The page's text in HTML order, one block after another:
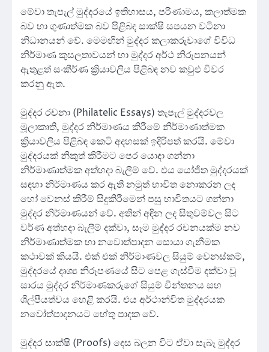
මේවා තැපැල් මුද්දරයේ ඉතිහාසය, පරිණාමය, කලාත්මක
බව හා ගුණාත්මක බව පිළිබඳ සාක්ෂි සපයන වටිනා
නිධානයන් වේ. මෙමඟින් මුද්දර කලාකරුවාගේ විවිධ
නිර්මාණ කුසලතාවයන් හා මුද්දර අර්ථ නිරූපනයන්
ඇතුළත් සංකීර්ණ ක්‍රියාවලිය පිළිබඳ නව කවුළු විවර
කරනු ඇත.
මුද්දර රචනා (Philatelic Essays) තැපැල් මුද්දරවල
මූලාකෘති, මුද්දර නිර්මාණය කිරීමේ නිර්මාණාත්මක
ක්‍රියාවලිය පිළිබඳ කෙටි අදහසක් ඉදිරිපත් කරයි. මේවා
මුද්දරයක් නිකුත් කිරීමට පෙර යොදා ගන්නා
නිර්මාණාත්මක අත්හදා බැලීම් වේ. එය යෝජිත මුද්දරයක්
සඳහා නිර්මාණය කර ඇති නමුත් භාවිත නොකරන ලද
හෝ වෙනස් කිරීම් සිදුකිරීමෙන් පසු භාවිතයට ගන්නා
මුද්දර නිර්මාණයන් වේ. අතින් අඳින ලද සිතුවම්වල සිට
වර්ණ අත්හදා බැලීම් දක්වා, සෑම මුද්දර රචනයක්ම නව
නිර්මාණාත්මක හා නවොත්පාදන සොයා ගැනීමක
කථාවක් කියයි. එක් එක් නිර්මාණවල සියුම් වෙනස්කම්,
මුද්දරයේ දෘශ්‍ය නිරූපණයේ සිට පෙළ ගැස්වීම දක්වා වූ
සාරය මුද්දර නිර්මාණකරුගේ සියුම් චින්තනය සහ
ශිල්පීයත්වය හෙළි කරයි. එය අර්ථාන්විත මුද්දරයක
නවෝත්පාදනයට හේතු පාදක වේ.
මුද්දර සාක්ෂි (Proofs) දෙස බලන විට ඒවා සැබෑ මුද්දර